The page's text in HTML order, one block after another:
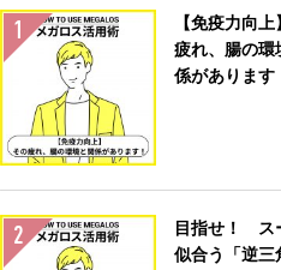
【免疫力向
疲れ、腸の環
係があります
目指せ！ ス
似合う「逆三